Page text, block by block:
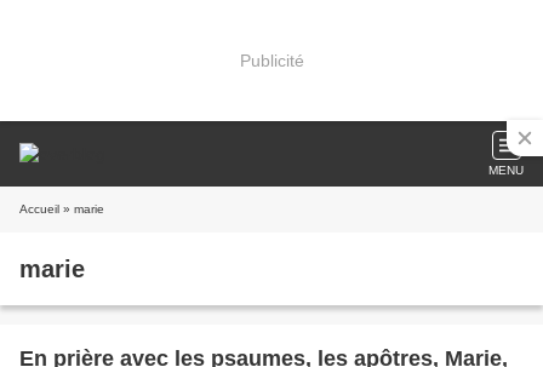
Publicité
MENU
Accueil » marie
marie
En prière avec les psaumes, les apôtres, Marie,